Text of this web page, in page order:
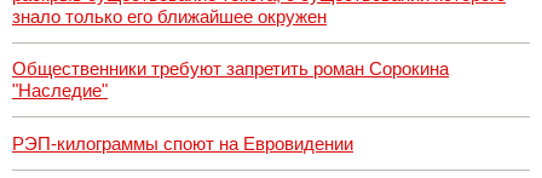
знало только его ближайшее окружен
Общественники требуют запретить роман Сорокина
"Наследие"
РЭП-килограммы споют на Евровидении